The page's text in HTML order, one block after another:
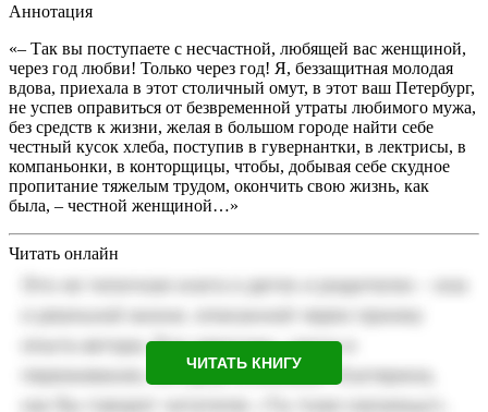
Аннотация
«– Так вы поступаете с несчастной, любящей вас женщиной,
через год любви! Только через год! Я, беззащитная молодая
вдова, приехала в этот столичный омут, в этот ваш Петербург,
не успев оправиться от безвременной утраты любимого мужа,
без средств к жизни, желая в большом городе найти себе
честный кусок хлеба, поступив в гувернантки, в лектрисы, в
компаньонки, в конторщицы, чтобы, добывая себе скудное
пропитание тяжелым трудом, окончить свою жизнь, как
была, – честной женщиной…»
Читать онлайн
ЧИТАТЬ КНИГУ